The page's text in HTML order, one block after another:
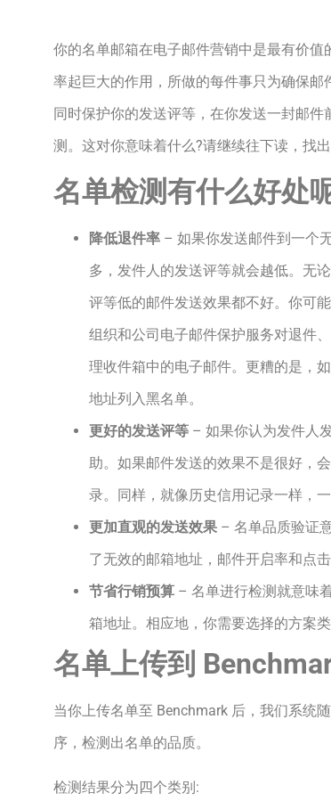
你的名单邮箱在电子邮件营销中是最有价值
率起巨大的作用，所做的每件事只为确保邮
同时保护你的发送评等，在你发送一封邮
测。这对你意味着什么?请继续往下读，找出
名单检测有什么好处
降低退件率 – 如果你发送邮件到一个
多，发件人的发送评等就会越低。 无
评等低的邮件发送效果都不好。你可
组织和公司电子邮件保护服务对退件
理收件箱中的电子邮件。更糟的是，
地址列入黑名单。
更好的发送评等 – 如果你认为发件人
助。如果邮件发送的效果不是很好，
录。同样，就像历史信用记录一样，
更加直观的发送效果 – 名单品质验证
了无效的邮箱地址，邮件开启率和点击
节省行销预算 – 名单进行检测就意味
箱地址。相应地，你需要选择的方案
名单上传到
当你上传名单至 Benchmark 后，我们系统
序，检测出名单的品质。
检测结果分为四个类别: